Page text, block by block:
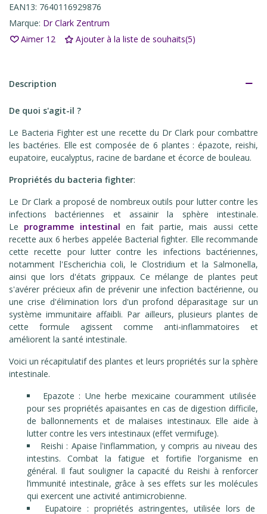
EAN13: 7640116929876
Marque: Dr Clark Zentrum
Aimer 12 Ajouter à la liste de souhaits(5)
Description
De quoi s'agit-il ?
Le Bacteria Fighter est une recette du Dr Clark pour combattre
les bactéries. Elle estcomposée de 6 plantes :épazote, reishi,
eupatoire, eucalyptus, racine de bardane et écorce de bouleau.
Propriétés du bacteria fighter:
Le Dr Clark a proposé de nombreux outils pour lutter contre les
infections bactériennes et assainir la sphère intestinale.
Le programme intestinal en fait partie, mais aussi cette
recette aux 6 herbes appelée Bacterial fighter. Elle recommande
cette recette pour lutter contre les infections bactériennes,
notamment l'Escherichia coli, le Clostridium et la Salmonella,
ainsi que lors d'états grippaux. Ce mélange de plantes peut
s'avérer précieux afin de prévenir une infection bactérienne, ou
une crise d'élimination lors d'un profond déparasitage sur un
système immunitaire affaibli. Par ailleurs, plusieurs plantes de
cette formule agissent comme anti-inflammatoires et
améliorent la santé intestinale.
Voici un récapitulatif des plantes et leurs propriétés sur la sphère
intestinale.
Epazote : Une herbe mexicaine couramment utilisée
pour ses propriétés apaisantes en cas de digestion difficile,
de ballonnements et de malaises intestinaux. Elle aide à
lutter contre les vers intestinaux (effet vermifuge).
Reishi : Apaise l'inflammation, y compris au niveau des
intestins. Combat la fatigue et fortifie l’organisme en
général. Il faut souligner la capacité du Reishi à renforcer
l’immunité intestinale, grâce à ses effets sur les molécules
qui exercent une activité antimicrobienne.
Eupatoire : propriétés astringentes, utilisée lors de